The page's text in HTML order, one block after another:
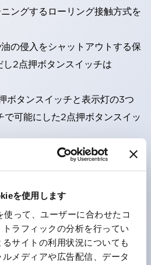
を使用します
って、ユーザーに合わせたコ
ラフィックの分析を行ってい
サイトの利用状況についても
メディアや広告配信、データ
ングするローリング接触方式を
の侵入をシャットアウトする保
2点押ボタンスイッチは
ボタンスイッチと表示灯の3つ
で可能にした2点押ボタンスイッ
に対応する各種電圧を完備。
球（LSRD球）。これまで色
インに対応。
/消灯の認識および、点灯時の
参照）が対応。